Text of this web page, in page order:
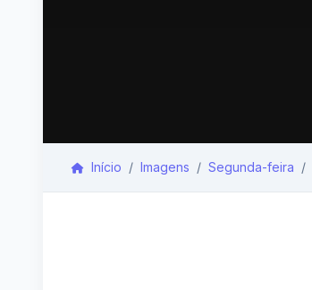
Início Imagens Segunda-feira